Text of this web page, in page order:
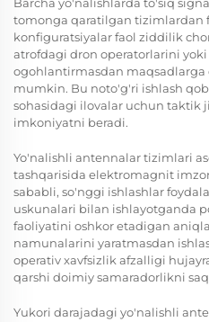
tomonga qaratilgan tizimlardan
konfiguratsiyalar faol ziddilik
atrofdagi dron operatorlarini
ogohlantirmasdan maqsadlarga
mumkin. Bu noto'g'ri ishlash
sohasidagi ilovalar uchun taktik
imkoniyatni beradi.
Yo'nalishli antennalar tizimlari
tashqarisida elektromagnit
sababli, so'nggi ishlashlar
uskunalari bilan ishlayotganda
faoliyatini oshkor etadigan
namunalarini yaratmasdan
operativ xavfsizlik afzalligi
qarshi doimiy samaradorlikni
Yukori darajadagi yo'nalishli